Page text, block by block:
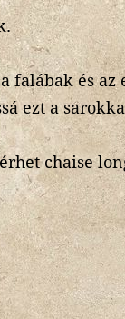
falábak és
ezt a
chaise